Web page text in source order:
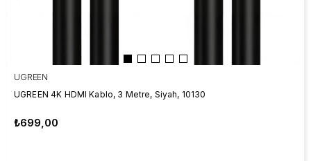
UGREEN
UGREEN 4K HDMI Kablo, 3 Metre, Siyah, 10130
₺699,00